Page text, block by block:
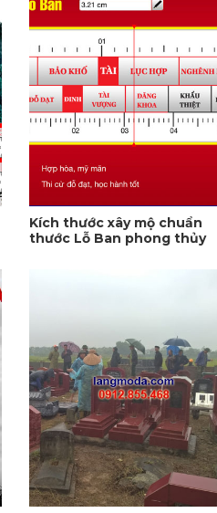
Kích thước xây mộ chuẩn
thước Lỗ Ban phong thủy